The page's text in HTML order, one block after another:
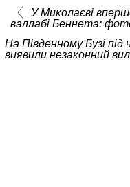
У Миколаєві
валлабі Беннета:
На Південному Бузі під
виявили незаконний